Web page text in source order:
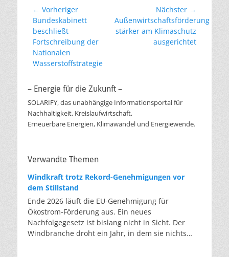
Beitragsnavigation
← Vorheriger
Vorheriger
Beitrag:
Bundeskabinett
beschließt
Fortschreibung der
Nationalen
Wasserstoffstrategie
Nächster →
Nächster
Beitrag:
Außenwirtschaftsförderung
stärker am Klimaschutz
ausgerichtet
– Energie für die Zukunft –
SOLARIFY, das unabhängige Informationsportal für
Nachhaltigkeit, Kreislaufwirtschaft,
Erneuerbare Energien, Klimawandel und Energiewende.
Verwandte Themen
Windkraft trotz Rekord-Genehmigungen vor
dem Stillstand
Ende 2026 läuft die EU-Genehmigung für
Ökostrom-Förderung aus. Ein neues
Nachfolgegesetz ist bislang nicht in Sicht. Der
Windbranche droht ein Jahr, in dem sie nichts